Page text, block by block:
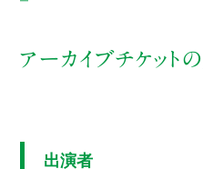
アーカイブチケット
出演者